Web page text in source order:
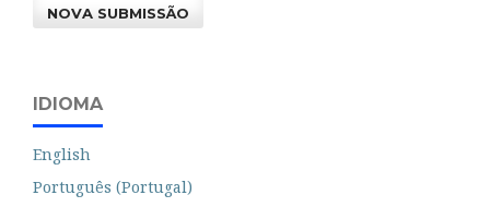
NOVA SUBMISSÃO
IDIOMA
English
Português (Portugal)